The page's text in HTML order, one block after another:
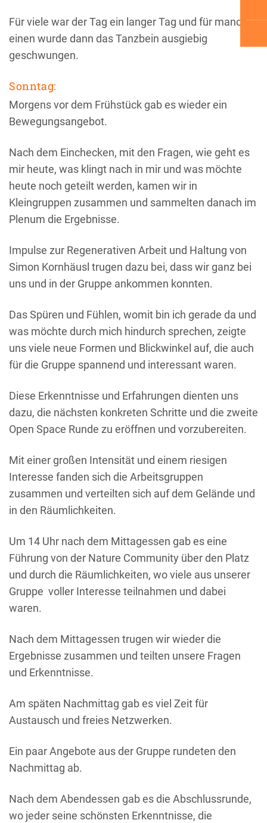
Für viele war der Tag ein langer Tag und für manch
einen wurde dann das Tanzbein ausgiebig
geschwungen.
Sonntag:
Morgens vor dem Frühstück gab es wieder ein
Bewegungsangebot.
Nach dem Einchecken, mit den Fragen, wie geht es
mir heute, was klingt nach in mir und was möchte
heute noch geteilt werden, kamen wir in
Kleingruppen zusammen und sammelten danach im
Plenum die Ergebnisse.
Impulse zur Regenerativen Arbeit und Haltung von
Simon Kornhäusl trugen dazu bei, dass wir ganz bei
uns und in der Gruppe ankommen konnten.
Das Spüren und Fühlen, womit bin ich gerade da und
was möchte durch mich hindurch sprechen, zeigte
uns viele neue Formen und Blickwinkel auf, die auch
für die Gruppe spannend und interessant waren.
Diese Erkenntnisse und Erfahrungen dienten uns
dazu, die nächsten konkreten Schritte und die zweite
Open Space Runde zu eröffnen und vorzubereiten.
Mit einer großen Intensität und einem riesigen
Interesse fanden sich die Arbeitsgruppen
zusammen und verteilten sich auf dem Gelände und
in den Räumlichkeiten.
Um 14 Uhr nach dem Mittagessen gab es eine
Führung von der Nature Community über den Platz
und durch die Räumlichkeiten, wo viele aus unserer
Gruppe voller Interesse teilnahmen und dabei
waren.
Nach dem Mittagessen trugen wir wieder die
Ergebnisse zusammen und teilten unsere Fragen
und Erkenntnisse.
Am späten Nachmittag gab es viel Zeit für
Austausch und freies Netzwerken.
Ein paar Angebote aus der Gruppe rundeten den
Nachmittag ab.
Nach dem Abendessen gab es die Abschlussrunde,
wo jeder seine schönsten Erkenntnisse, die